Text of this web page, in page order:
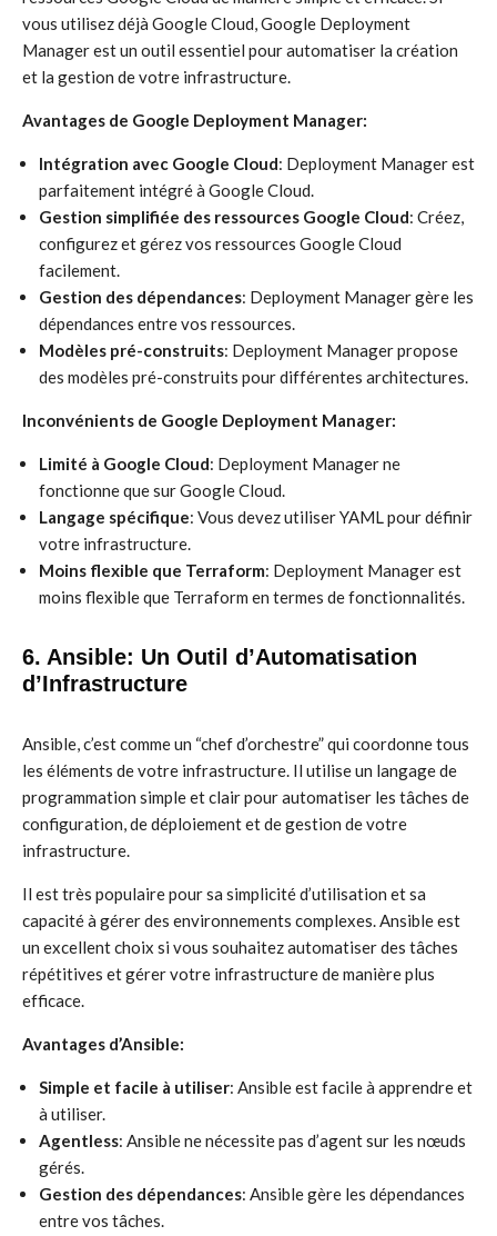
vous utilisez déjà Google Cloud, Google Deployment
Manager est un outil essentiel pour automatiser la création
et la gestion de votre infrastructure.
Avantages de Google Deployment Manager:
Intégration avec Google Cloud: Deployment Manager est
parfaitement intégré à Google Cloud.
Gestion simplifiée des ressources Google Cloud: Créez,
configurez et gérez vos ressources Google Cloud
facilement.
Gestion des dépendances: Deployment Manager gère les
dépendances entre vos ressources.
Modèles pré-construits: Deployment Manager propose
des modèles pré-construits pour différentes architectures.
Inconvénients de Google Deployment Manager:
Limité à Google Cloud: Deployment Manager ne
fonctionne que sur Google Cloud.
Langage spécifique: Vous devez utiliser YAML pour définir
votre infrastructure.
Moins flexible que Terraform: Deployment Manager est
moins flexible que Terraform en termes de fonctionnalités.
6. Ansible: Un Outil d’Automatisation
d’Infrastructure
Ansible, c’est comme un “chef d’orchestre” qui coordonne tous
les éléments de votre infrastructure. Il utilise un langage de
programmation simple et clair pour automatiser les tâches de
configuration, de déploiement et de gestion de votre
infrastructure.
Il est très populaire pour sa simplicité d’utilisation et sa
capacité à gérer des environnements complexes. Ansible est
un excellent choix si vous souhaitez automatiser des tâches
répétitives et gérer votre infrastructure de manière plus
efficace.
Avantages d’Ansible:
Simple et facile à utiliser: Ansible est facile à apprendre et
à utiliser.
Agentless: Ansible ne nécessite pas d’agent sur les nœuds
gérés.
Gestion des dépendances: Ansible gère les dépendances
entre vos tâches.